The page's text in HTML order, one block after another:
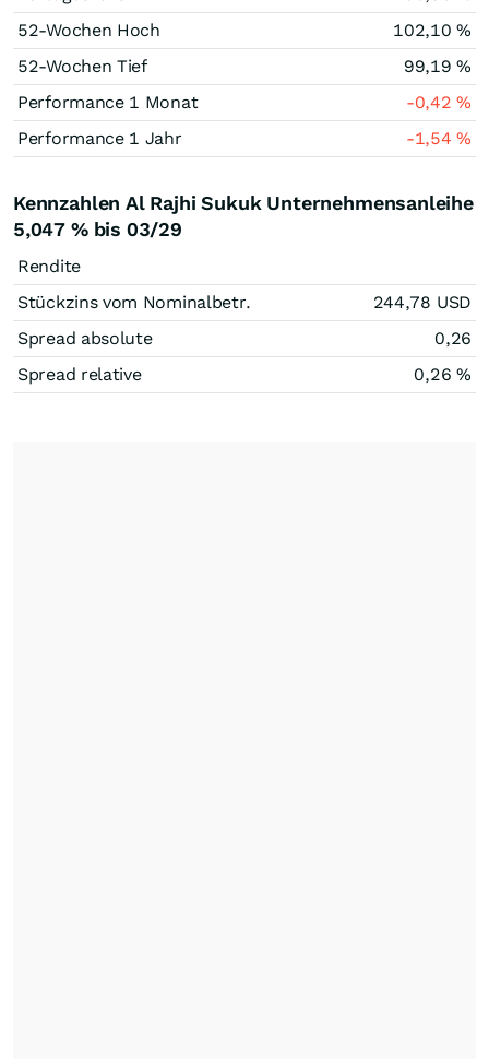
52-Wochen Hoch
102,10%
52-Wochen Tief
99,19%
Performance 1 Monat
-0,42%
Performance 1 Jahr
-1,54%
Kennzahlen Al Rajhi Sukuk Unternehmensanleihe
5,047 % bis 03/29
Rendite
Stückzins vom Nominalbetr.
244,78 USD
Spread absolute
0,26
Spread relative
0,26 %